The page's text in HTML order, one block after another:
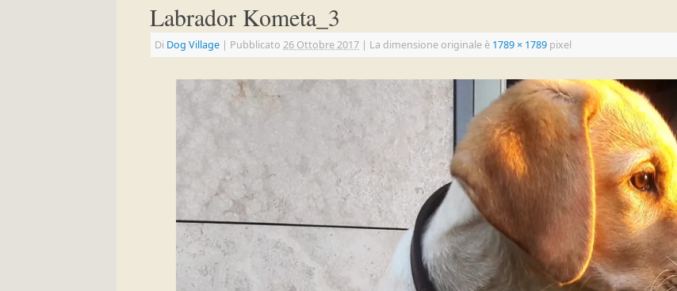
Labrador Kometa_3
Di Dog Village | Pubblicato 26 Ottobre 2017 | La dimensione originale è 1789 × 1789 pixel